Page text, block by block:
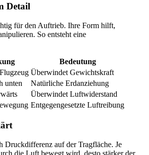
Detail
für den Auftrieb. Ihre Form hilft,
So entsteht eine
Bedeutung
Überwindet Gewichtskraft
unten
Natürliche Erdanziehung
Überwindet Luftwiderstand
Entgegengesetzte Luftreibung
Druckdifferenz auf der Tragfläche. Je
die Luft bewegt wird, desto stärker der